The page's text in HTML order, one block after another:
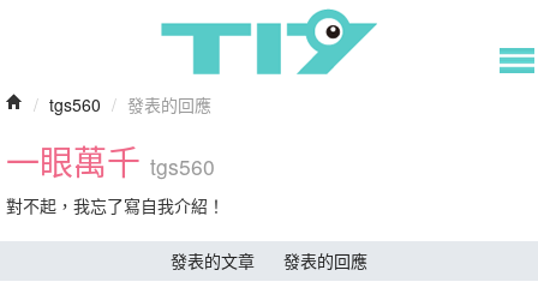
/ tgs560 / 發表的回應
一眼萬千 tgs560
對不起，我忘了寫自我介紹！
發表的文章 發表的回應